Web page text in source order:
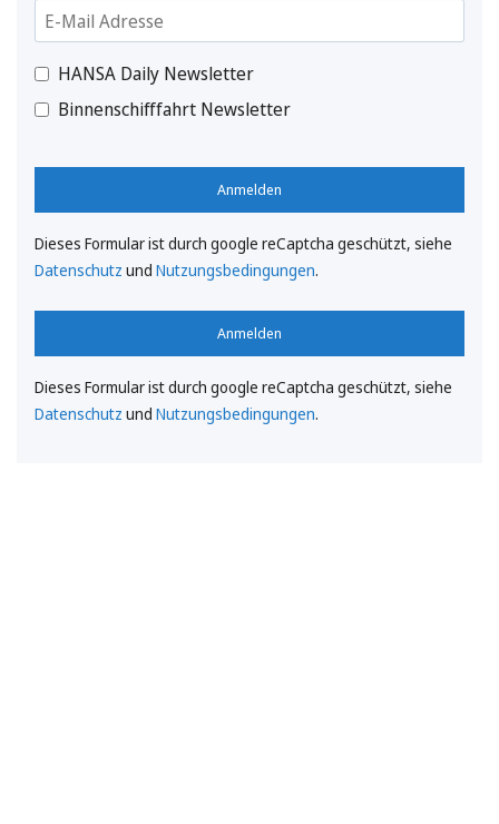
HANSA Daily Newsletter
Binnenschifffahrt Newsletter
Anmelden
Dieses Formular ist durch google reCaptcha geschützt, siehe
Datenschutz und Nutzungsbedingungen.
Anmelden
Dieses Formular ist durch google reCaptcha geschützt, siehe
Datenschutz und Nutzungsbedingungen.